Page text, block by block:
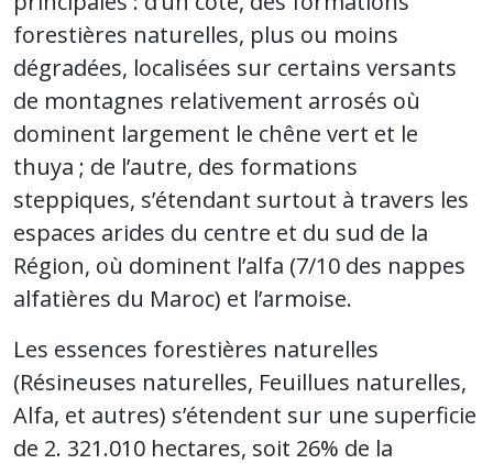
forestières naturelles, plus ou moins
dégradées, localisées sur certains versants
de montagnes relativement arrosés où
dominent largement le chêne vert et le
thuya ; de l’autre, des formations
steppiques, s’étendant surtout à travers les
espaces arides du centre et du sud de la
Région, où dominent l’alfa (7/10 des nappes
alfatières du Maroc) et l’armoise.
Les essences forestières naturelles
(Résineuses naturelles, Feuillues naturelles,
Alfa, et autres) s’étendent sur une superficie
de 2. 321.010 hectares, soit 26% de la